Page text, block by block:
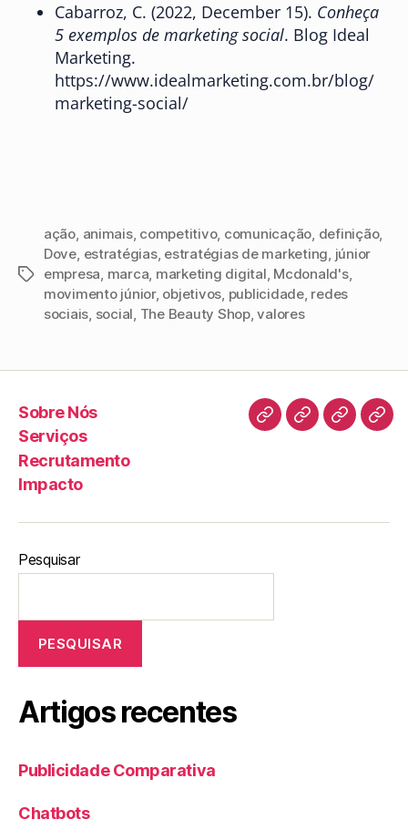
Cabarroz, C. (2022, December 15). Conheça
5 exemplos de marketing social. Blog Ideal
Marketing.
https://www.idealmarketing.com.br/blog/
marketing-social/
ação, animais, competitivo, comunicação, definição,
Dove, estratégias, estratégias de marketing, júnior
empresa, marca, marketing digital, Mcdonald's,
movimento júnior, objetivos, publicidade, redes
sociais, social, The Beauty Shop,valores
Sobre Nós
Serviços
Recrutamento
Impacto
Pesquisar
PESQUISAR
Artigos recentes
Publicidade Comparativa
Chatbots